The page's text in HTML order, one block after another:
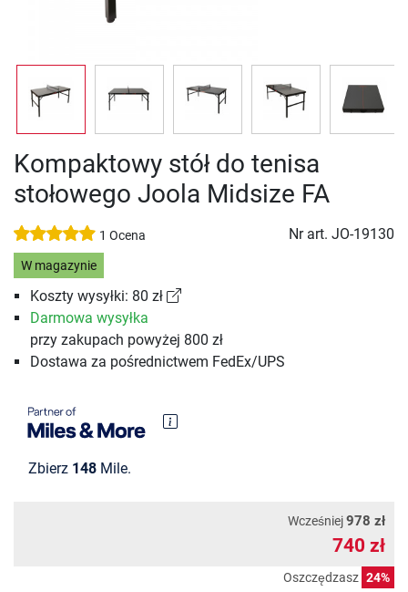
Kompaktowy stół do tenisa
stołowego Joola Midsize FA
1 Ocena Nr art. JO-19130
W magazynie
Koszty wysyłki: 80 zł
Darmowa wysyłka
przy zakupach powyżej 800 zł
Dostawa za pośrednictwem FedEx/UPS
Zbierz 148 Mile.
Wcześniej978 zł
740 zł
Oszczędzasz 24%